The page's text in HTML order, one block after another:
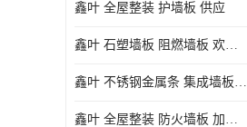
鑫叶 全屋整装 护墙板 供应
鑫叶 石塑墙板 阻燃墙板 欢迎选购
鑫叶 不锈钢金属条 集成墙板阴角线 欢迎选购
鑫叶 全屋整装 防火墙板 加工定制